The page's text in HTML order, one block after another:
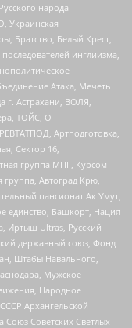
народа
Украинская
Братство, Белый Крест,
инглиизма,
Атака, Мечеть
г. Астрахани, ВОЛЯ,
ТОЙС, О
Артподготовка,
Сектор 16,
группа МПГ, Курсом
Автоград Крю,
пансионат Ак Умут,
единство, Башкорт, Нация
Иртыш Ultras, Русский
державный союз, Фонд
Штабы Навального,
Мужское
Народное
Архангельской
Советских Светлых